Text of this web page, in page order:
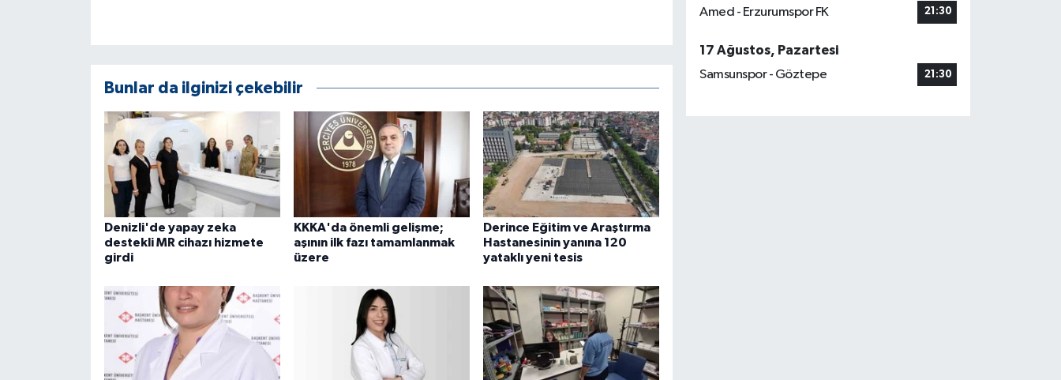
Bunlar da ilginizi çekebilir
Denizli'de yapay zeka
destekli MR cihazı hizmete
girdi
KKKA'da önemli gelişme;
aşının ilk fazı tamamlanmak
üzere
Derince Eğitim ve Araştırma
Hastanesinin yanına 120
yataklı yeni tesis
Amed - Erzurumspor FK 21:30
17 Ağustos, Pazartesi
Samsunspor - Göztepe
21:30